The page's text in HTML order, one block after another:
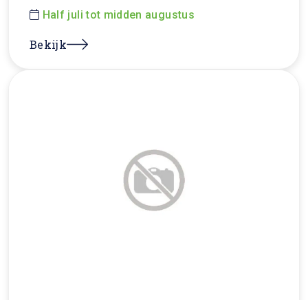
Half juli tot midden augustus
Bekijk